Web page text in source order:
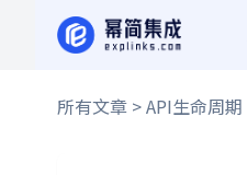
所有文章 >API生命周期